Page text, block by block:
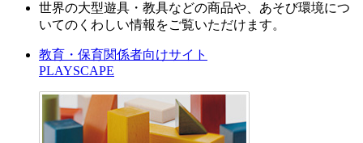
世界の大型遊具・教具などの商品や、あそび環境につ
いてのくわしい情報をご覧いただけます。
教育・保育関係者向けサイト
PLAYSCAPE